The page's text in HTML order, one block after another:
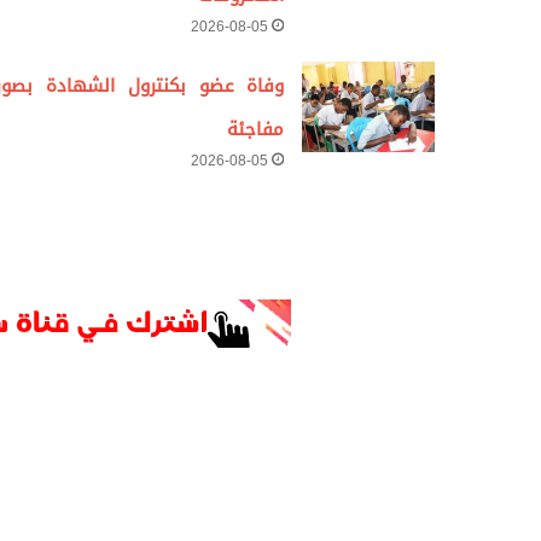
2026-08-05
وفاة عضو بكنترول الشهادة
مفاجئة
2026-08-05